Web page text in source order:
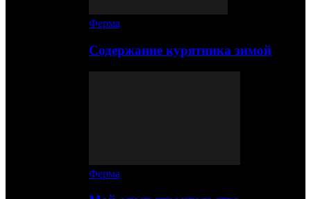
Ферма
Содержание курятника зимой
Ферма